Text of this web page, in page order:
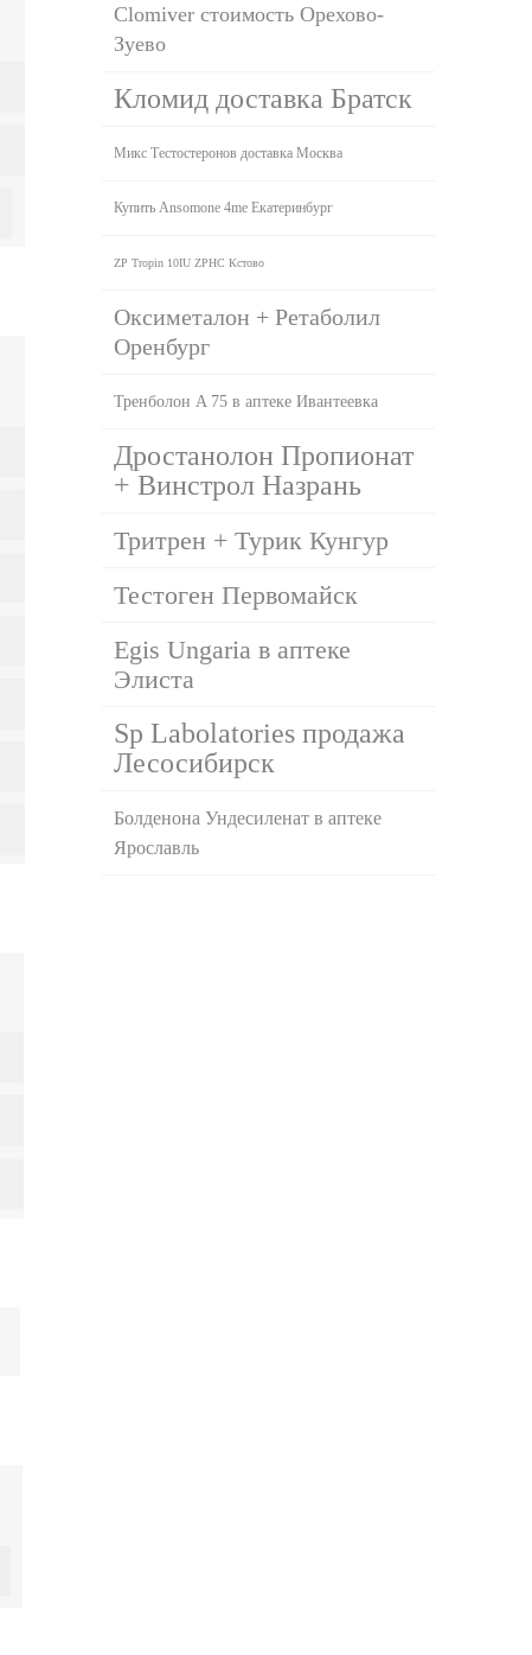
Clomiver стоимость Орехово-
Зуево
Кломид доставка Братск
Микс Тестостеронов доставка Москва
Купить Ansomone 4me Екатеринбург
ZP Tropin 10IU ZPHC Кстово
Оксиметалон + Ретаболил
Оренбург
Тренболон A 75 в аптеке Ивантеевка
Дростанолон Пропионат
+ Винстрол Назрань
Тритрен + Турик Кунгур
Тестоген Первомайск
Egis Ungaria в аптеке
Элиста
Sp Labolatories продажа
Лесосибирск
Болденона Ундесиленат в аптеке
Ярославль